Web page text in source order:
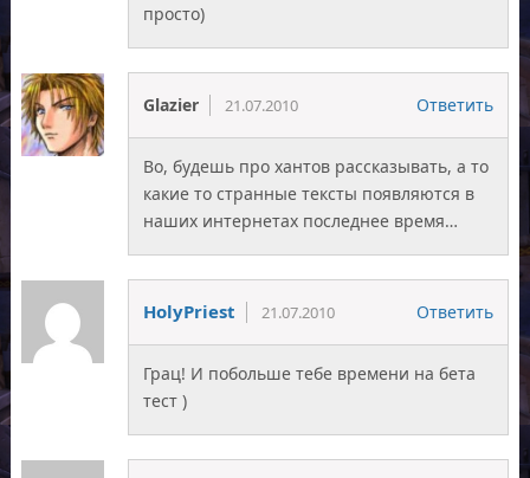
просто)
Glazier 21.07.2010 Ответить
Во, будешь про хантов рассказывать, а то
какие то странные тексты появляются в
наших интернетах последнее время…
HolyPriest 21.07.2010 Ответить
Грац! И побольше тебе времени на бета
тест )